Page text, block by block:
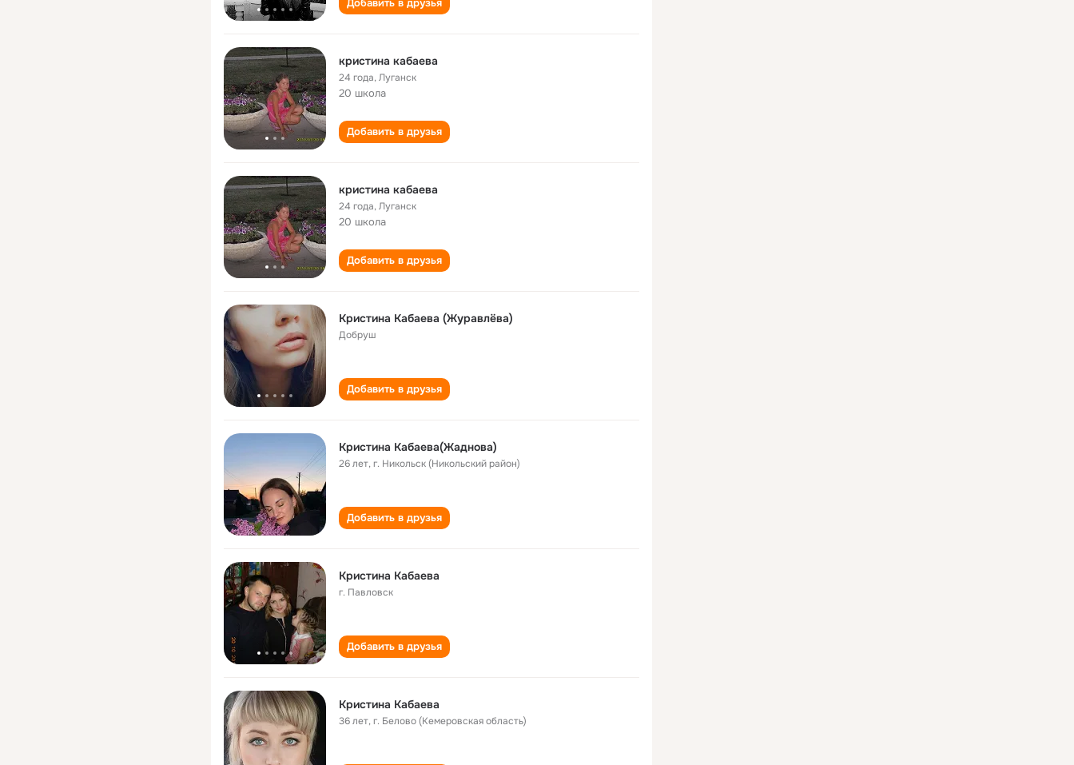
Добавить в друзья
кристина кабаева
24 года,Луганск
20 школа
Добавить в друзья
кристина кабаева
24 года,Луганск
20 школа
Добавить в друзья
Кристина Кабаева (Журавлёва)
Добруш
Добавить в друзья
Кристина Кабаева(Жаднова)
26 лет,г. Никольск (Никольский район)
Добавить в друзья
Кристина Кабаева
г. Павловск
Добавить в друзья
Кристина Кабаева
36 лет,г. Белово (Кемеровская область)